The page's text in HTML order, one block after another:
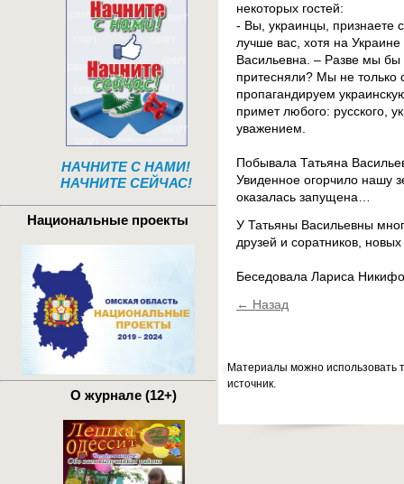
Материалы можно использовать
источник.
некоторых гостей:
- Вы, украинцы, признаете
лучше вас, хотя на
Васильевна. – Разве мы
притесняли? Мы не только
пропагандируем
примет любого: русского,
уважением.
Побывала Татьяна
Увиденное огорчило нашу
оказалась запущена…
У Татьяны Васильевны
друзей и соратников,
Беседовала Лариса
← Назад
НАЧНИТЕ С НАМИ!
НАЧНИТЕ СЕЙЧАС!
Национальные проекты
О журнале (12+)